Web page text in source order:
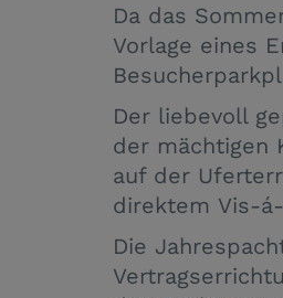
Da das
Vorlage eines
Der liebevoll
der mächtigen
auf der
direktem Vis-
Die